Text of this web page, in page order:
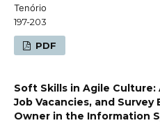
Tenório
197-203
PDF
Soft Skills in Agile
Job Vacancies, and
Owner in the Information